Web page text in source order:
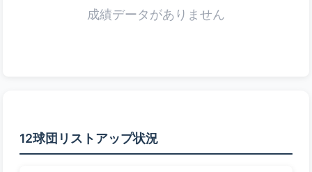
成績データがありません
12球団リストアップ状況